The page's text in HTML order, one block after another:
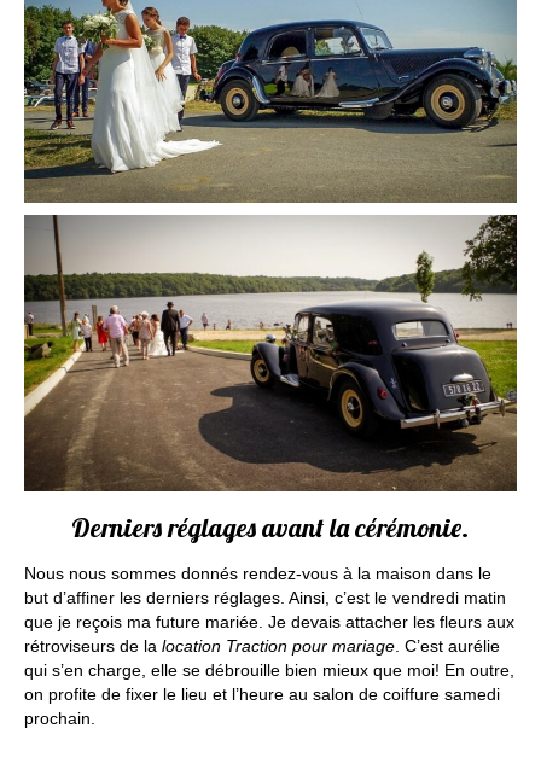
Derniers réglages avant la cérémonie.
Nous nous sommes donnés rendez-vous à la maison dans le
but d’affiner les derniers réglages. Ainsi, c’est le vendredi matin
que je reçois ma future mariée. Je devais attacher les fleurs aux
rétroviseurs de la location Traction pour mariage. C’est aurélie
qui s’en charge, elle se débrouille bien mieux que moi! En outre,
on profite de fixer le lieu et l’heure au salon de coiffure samedi
prochain.